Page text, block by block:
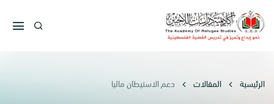
الرئيسية المقالات دعم الاستيطان ماليا